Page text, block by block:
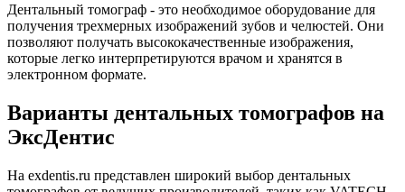
Дентальный томограф - это необходимое оборудование для
получения трехмерных изображений зубов и челюстей. Они
позволяют получать высококачественные изображения,
которые легко интерпретируются врачом и хранятся в
электронном формате.
Варианты дентальных томографов на
ЭксДентис
На exdentis.ru представлен широкий выбор дентальных